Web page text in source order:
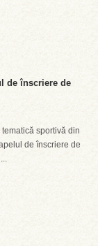
de înscriere de
sportivă din
de înscriere de